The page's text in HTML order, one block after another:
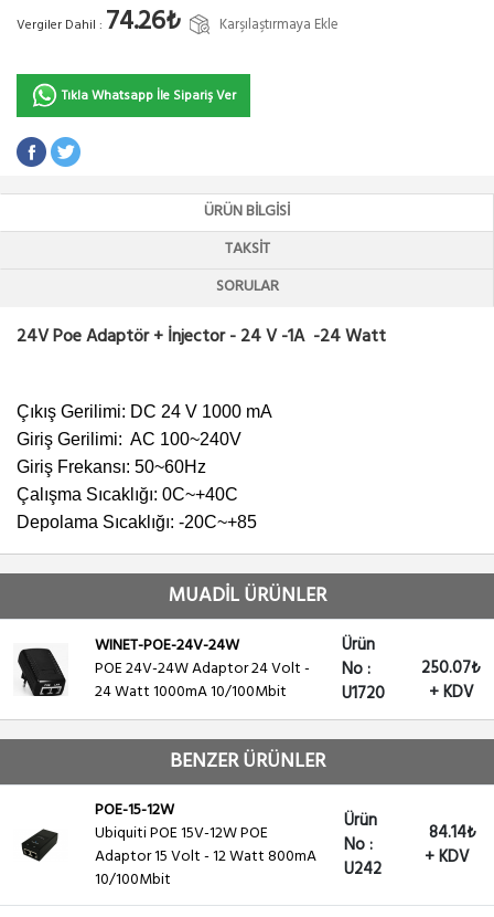
Vergiler Dahil : 74.26₺ Karşılaştırmaya Ekle
Tıkla Whatsapp İle Sipariş Ver
ÜRÜN BILGISI
TAKSIT
SORULAR
24V Poe Adaptör + İnjector - 24 V -1A -24 Watt
Çıkış Gerilimi: DC 24 V 1000 mA
Giriş Gerilimi: AC 100~240V
Giriş Frekansı: 50~60Hz
Çalışma Sıcaklığı: 0C~+40C
Depolama Sıcaklığı: -20C~+85
MUADİL ÜRÜNLER
WINET-POE-24V-24W
POE 24V-24W Adaptor 24 Volt -
24 Watt 1000mA 10/100Mbit
Ürün
No :
U1720
250.07₺
+ KDV
BENZER ÜRÜNLER
POE-15-12W
Ubiquiti POE 15V-12W POE
Adaptor 15 Volt - 12 Watt 800mA
10/100Mbit
Ürün
No :
U242
84.14₺
+ KDV